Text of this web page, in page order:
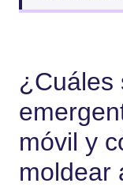
¿Cuáles
móvil y
moldear